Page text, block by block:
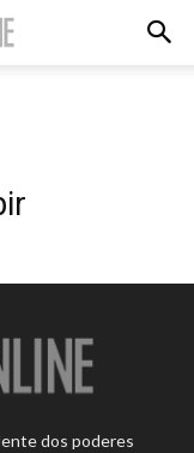
dos poderes